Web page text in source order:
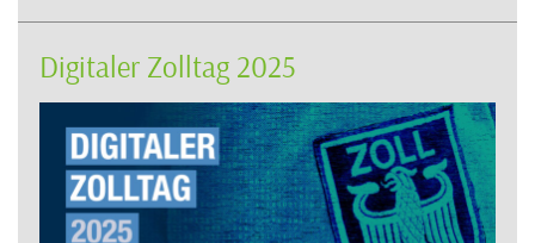
Digitaler Zolltag 2025